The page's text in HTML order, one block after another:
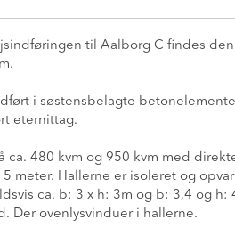
til Aalborg C findes
i søstensbelagte
eternittag.
480 kvm og 950 kvm med
meter. Hallerne er isoleret og
ca. b: 3 x h: 3m og b: 3,4 og h:
Der ovenlysvinduer i hallerne.